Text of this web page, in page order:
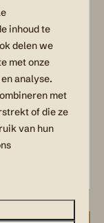
inhoud te
delen we
met onze
analyse.
met
of die ze
van hun